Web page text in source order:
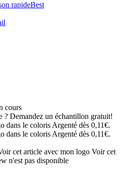
rapideBest
cours
? Demandez un échantillon gratuit!
cet article avec mon logo Voir cet
n'est pas disponible